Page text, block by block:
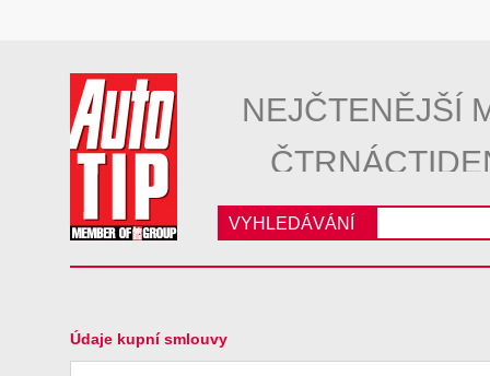
NEJČTENĚJŠÍ
VYHLEDÁVÁNÍ
Údaje kupní smlouvy